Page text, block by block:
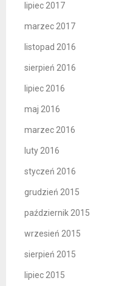
lipiec 2017
marzec 2017
listopad 2016
sierpień 2016
lipiec 2016
maj 2016
marzec 2016
luty 2016
styczeń 2016
grudzień 2015
październik 2015
wrzesień 2015
sierpień 2015
lipiec 2015